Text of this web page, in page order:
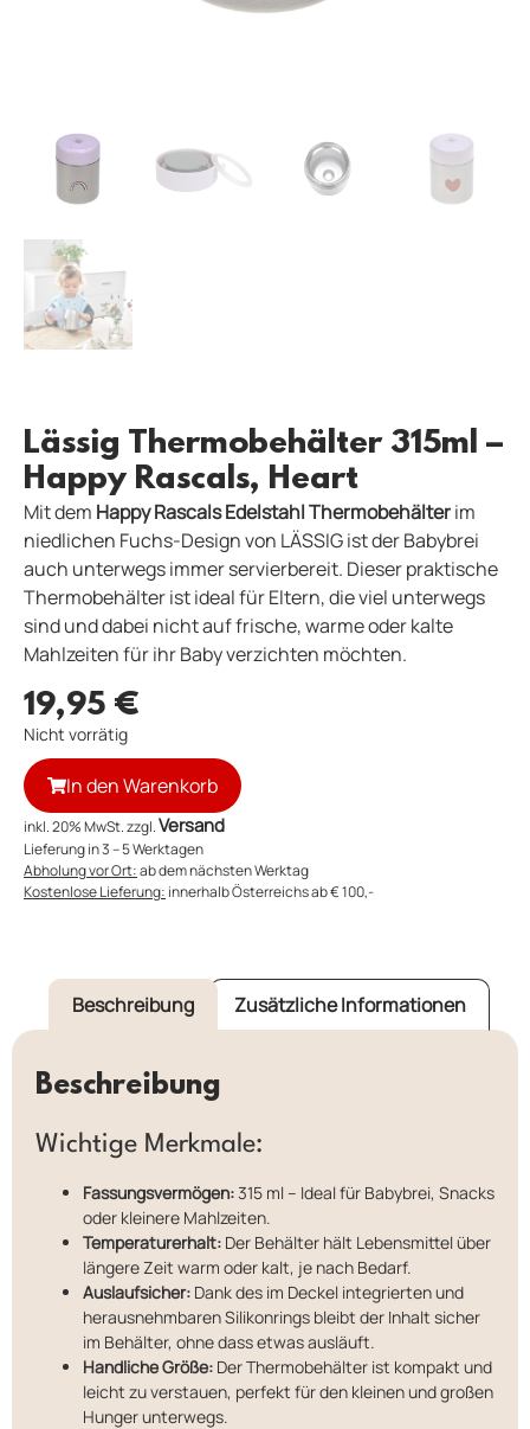
Lässig Thermobehälter 315ml –
Happy Rascals, Heart
Mit dem Happy Rascals Edelstahl Thermobehälterim
niedlichen Fuchs-Design von LÄSSIG ist der Babybrei
auch unterwegs immer servierbereit. Dieser praktische
Thermobehälter ist ideal für Eltern, die viel unterwegs
sind und dabei nicht auf frische, warme oder kalte
Mahlzeiten für ihr Baby verzichten möchten.
19,95 €
Nicht vorrätig
In den Warenkorb
inkl. 20% MwSt. zzgl.Versand
Lieferung in 3 – 5 Werktagen
Abholung vor Ort:ab dem nächsten Werktag
Kostenlose Lieferung: innerhalb Österreichs ab € 100,-
Beschreibung Zusätzliche Informationen
Beschreibung
Wichtige Merkmale:
Fassungsvermögen:315 ml – Ideal für Babybrei, Snacks
oder kleinere Mahlzeiten.
Temperaturerhalt: Der Behälter hält Lebensmittel über
längere Zeit warm oder kalt, je nach Bedarf.
Auslaufsicher: Dank des im Deckel integrierten und
herausnehmbaren Silikonrings bleibt der Inhalt sicher
im Behälter, ohne dass etwas ausläuft.
Handliche Größe: Der Thermobehälter ist kompakt und
leicht zu verstauen, perfekt für den kleinen und großen
Hunger unterwegs.